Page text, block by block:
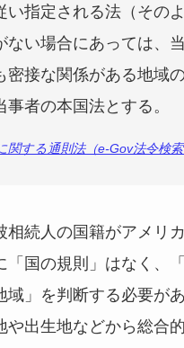
い指定される法（その
ない場合にあっては、
密接な関係がある地域
事者の本国法とする。
関する通則法（e-Gov法令検索
相続人の国籍がアメリ
「国の規則」はなく、
域」を判断する必要があ
や出生地などから総合